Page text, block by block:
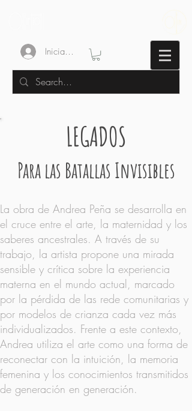
Iniciar sesión
LEGADOS
Para las Batallas Invisibles
La obra de Andrea Peña se desarrolla en
el cruce entre el arte, la maternidad y los
saberes ancestrales. A través de su
trabajo, la artista propone una mirada
sensible y crítica sobre la experiencia
materna en el mundo actual, marcado
por la pérdida de las rede comunitarias y
por modelos de crianza cada vez más
individualizados. Frente a este contexto,
Andrea utiliza el arte como una forma de
reconectar con la intuición, la memoria
femenina y los conocimientos transmitidos
de generación en generación.